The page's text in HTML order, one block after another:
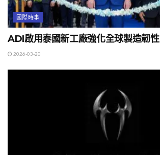
國際時事
ADI啟用泰國新工廠強化全球製造韌性
2026-03-20